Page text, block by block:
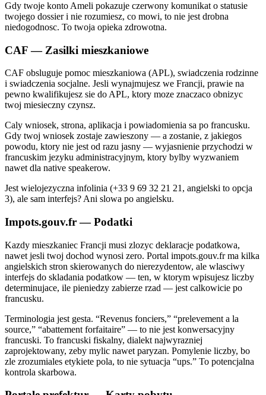
Gdy twoje konto Ameli pokazuje czerwony komunikat o statusie
twojego dossier i nie rozumiesz, co mowi, to nie jest drobna
niedogodnosc. To twoja opieka zdrowotna.
CAF — Zasilki mieszkaniowe
CAF obsluguje pomoc mieszkaniowa (APL), swiadczenia rodzinne
i swiadczenia socjalne. Jesli wynajmujesz we Francji, prawie na
pewno kwalifikujesz sie do APL, ktory moze znaczaco obnizyc
twoj miesieczny czynsz.
Caly wniosek, strona, aplikacja i powiadomienia sa po francusku.
Gdy twoj wniosek zostaje zawieszony — a zostanie, z jakiegos
powodu, ktory nie jest od razu jasny — wyjasnienie przychodzi w
francuskim jezyku administracyjnym, ktory bylby wyzwaniem
nawet dla native speakerow.
Jest wielojezyczna infolinia (+33 9 69 32 21 21, angielski to opcja
3), ale sam interfejs? Ani slowa po angielsku.
Impots.gouv.fr — Podatki
Kazdy mieszkaniec Francji musi zlozyc deklaracje podatkowa,
nawet jesli twoj dochod wynosi zero. Portal impots.gouv.fr ma kilka
angielskich stron skierowanych do nierezydentow, ale wlasciwy
interfejs do skladania podatkow — ten, w ktorym wpisujesz liczby
determinujace, ile pieniedzy zabierze rzad — jest calkowicie po
francusku.
Terminologia jest gesta. “Revenus fonciers,” “prelevement a la
source,” “abattement forfaitaire” — to nie jest konwersacyjny
francuski. To francuski fiskalny, dialekt najwyrazniej
zaprojektowany, zeby mylic nawet paryzan. Pomylenie liczby, bo
zle zrozumiales etykiete pola, to nie sytuacja “ups.” To potencjalna
kontrola skarbowa.